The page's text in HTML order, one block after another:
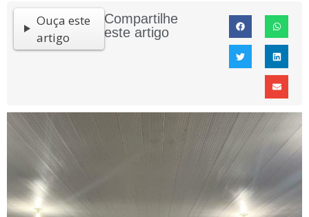
Ouça este
artigo
Compartilhe
este artigo